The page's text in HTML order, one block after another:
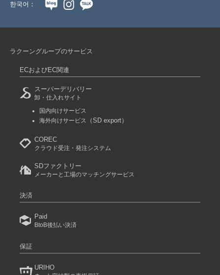
한국어：
ラクーングループのサービス
ECおよびEC関連
スーパーデリバリー
卸・仕入れサイト
国内向けサービス
海外向けサービス
（SD export）
COREC
クラウド受注・発注システム
SDファクトリー
メーカーと工場のマッチングサービス
決済
Paid
BtoB後払い決済
保証
URIHO